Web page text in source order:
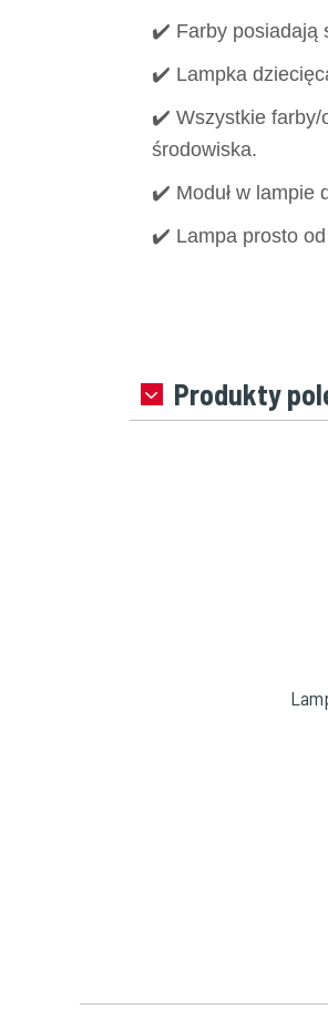
✔️ Farby posiadają
✔️ Lampka
✔️ Wszystkie farby/
środowiska.
✔️ Moduł w lampie
✔️ Lampa prosto od
Produkty